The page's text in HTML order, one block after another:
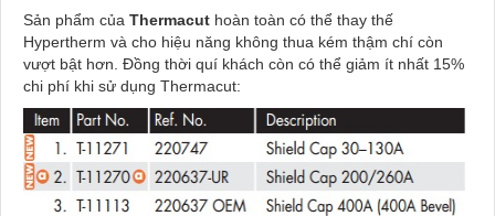
Sản phẩm của Thermacut hoàn toàn có thể thay thế
Hypertherm và cho hiệu năng không thua kém thậm chí còn
vượt bật hơn. Đồng thời quí khách còn có thể giảm ít nhất 15%
chi phí khi sử dụng Thermacut: